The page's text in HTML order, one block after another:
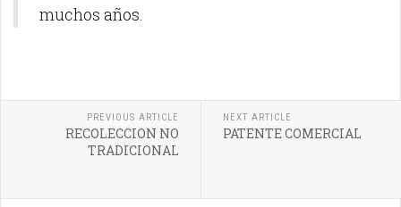
muchos años.
PREVIOUS ARTICLE
RECOLECCION NO
TRADICIONAL
NEXT ARTICLE
PATENTE COMERCIAL